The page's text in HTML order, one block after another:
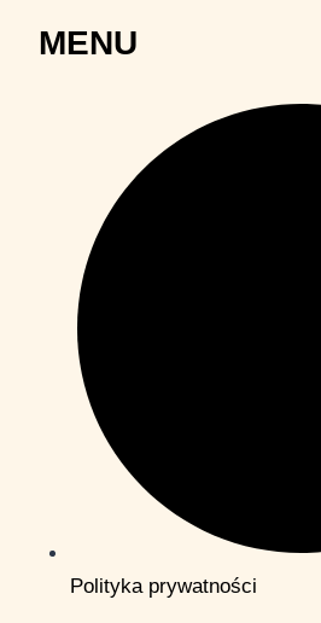
MENU
Polityka prywatności